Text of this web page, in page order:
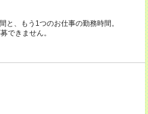
と、もう1つのお仕事の勤務時間。
できません。